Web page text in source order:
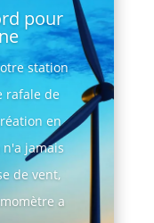
pour
station
rafale de
en
n'a jamais
de vent,
a